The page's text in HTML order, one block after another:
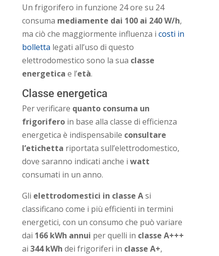
Un frigorifero in funzione 24 ore su 24
consuma mediamente dai 100 ai 240 W/h,
ma ciò che maggiormente influenza i costi in
bolletta legati all’uso di questo
elettrodomestico sono la sua classe
energetica e l’età.
Classe energetica
Per verificare quanto consuma un
frigoriferoin base alla classe di efficienza
energetica è indispensabile consultare
l’etichetta riportata sull’elettrodomestico,
dove saranno indicati anche i watt
consumati in un anno.
Gli elettrodomestici in classe Asi
classificano come i più efficienti in termini
energetici, con un consumo che può variare
dai 166 kWh annui per quelli in classe A+++
ai 344 kWh dei frigoriferi in classe A+,